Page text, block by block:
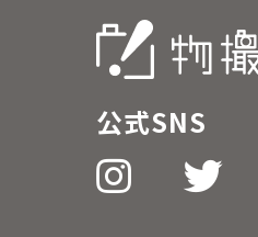
公式SNS